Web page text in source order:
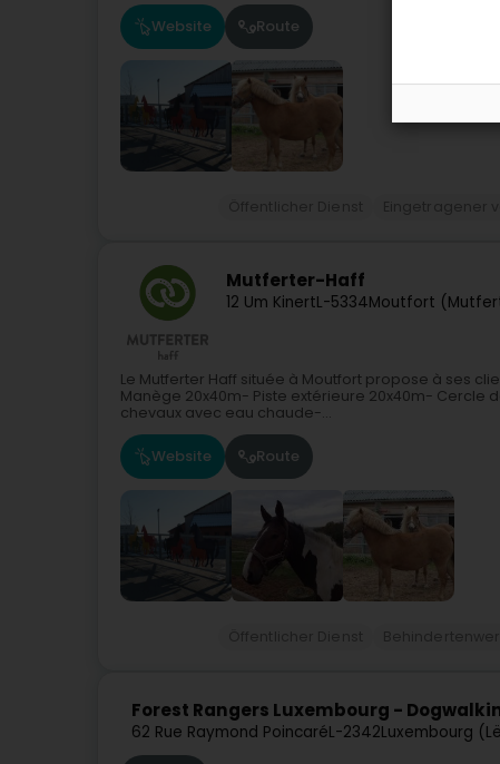
Website Route
Mutferter-Haff
12 Um KinertL-5334Moutfort
Le Mutferter Haff située à Moutfort propose à ses
Manège 20x40m- Piste extérieure 20x40m-
chevaux avec eau chaude-...
Website Route
Forest Rangers Luxembourg -
62 Rue Raymond PoincaréL-2342Luxembourg